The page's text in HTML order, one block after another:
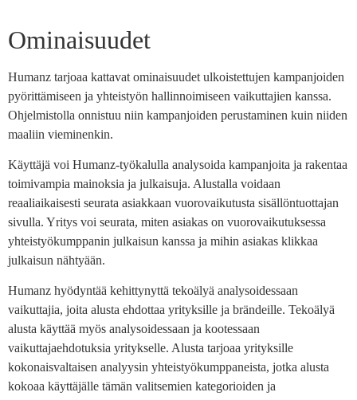
Ominaisuudet
Humanz tarjoaa kattavat ominaisuudet ulkoistettujen kampanjoiden
pyörittämiseen ja yhteistyön hallinnoimiseen vaikuttajien kanssa.
Ohjelmistolla onnistuu niin kampanjoiden perustaminen kuin niiden
maaliin vieminenkin.
Käyttäjä voi Humanz-työkalulla analysoida kampanjoita ja rakentaa
toimivampia mainoksia ja julkaisuja. Alustalla voidaan
reaaliaikaisesti seurata asiakkaan vuorovaikutusta sisällöntuottajan
sivulla. Yritys voi seurata, miten asiakas on vuorovaikutuksessa
yhteistyökumppanin julkaisun kanssa ja mihin asiakas klikkaa
julkaisun nähtyään.
Humanz hyödyntää kehittynyttä tekoälyä analysoidessaan
vaikuttajia, joita alusta ehdottaa yrityksille ja brändeille. Tekoälyä
alusta käyttää myös analysoidessaan ja kootessaan
vaikuttajaehdotuksia yritykselle. Alusta tarjoaa yrityksille
kokonaisvaltaisen analyysin yhteistyökumppaneista, jotka alusta
kokoaa käyttäjälle tämän valitsemien kategorioiden ja